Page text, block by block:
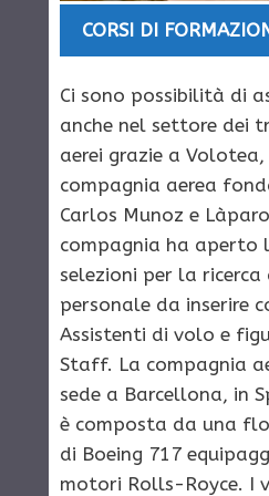
CORSI DI
Ci sono possibilità di
anche nel settore dei
aerei grazie a
compagnia aerea
Carlos Munoz e
compagnia ha aperto
selezioni per la ricerca
personale da inserire
Assistenti di volo e
Staff. La compagnia
sede a Barcellona, in
è composta da una
di Boeing 717
motori Rolls-Royce. I